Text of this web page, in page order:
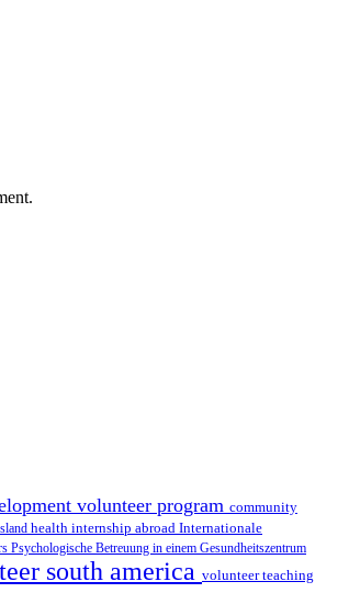
volunteer program community
health internship abroad Internationale
Psychologische Betreuung in einem Gesundheitszentrum
south america volunteer teaching